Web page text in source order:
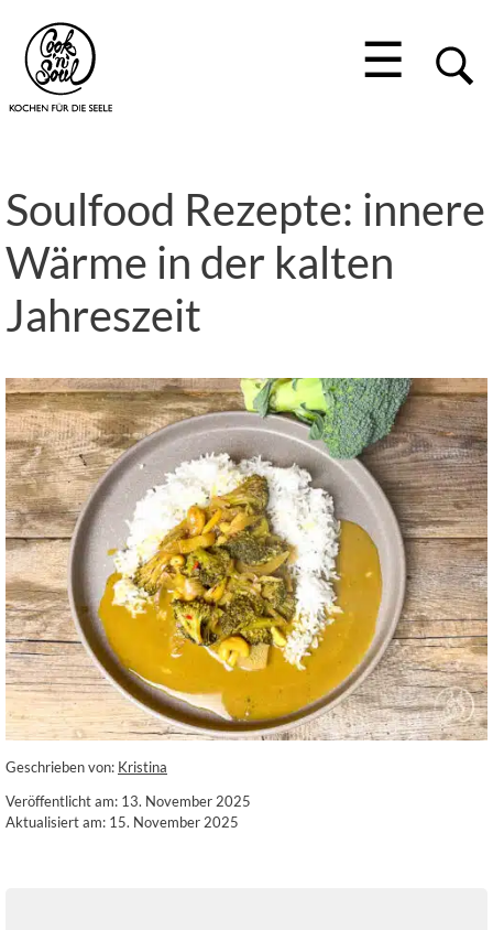
☰
Soulfood Rezepte: innere
Wärme in der kalten
Jahreszeit
Geschrieben von: Kristina
Veröffentlicht am: 13. November 2025
Aktualisiert am: 15. November 2025